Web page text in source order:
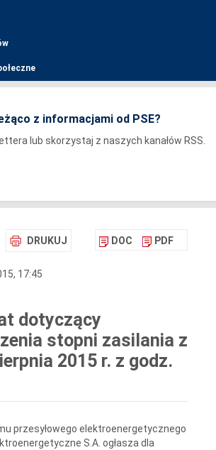
z informacjami od PSE?
lub skorzystaj z naszych kanałów RSS.
DRUKUJ DOC PDF
17:45
dotyczący
stopni zasilania z
2015 r. z godz.
przesyłowego elektroenergetycznego
S.A. ogłasza dla